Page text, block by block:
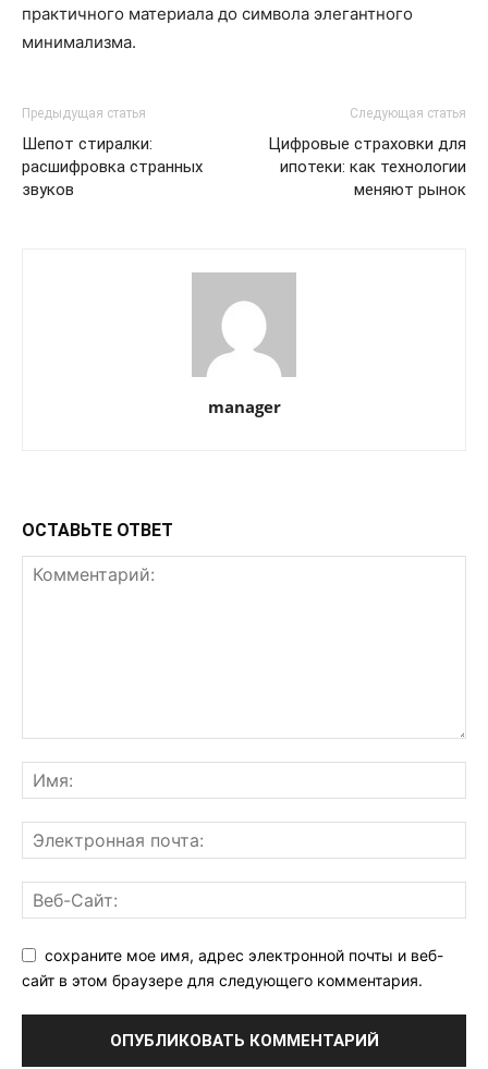
практичного материала до символа элегантного
минимализма.
Предыдущая статья
Шепот стиралки:
расшифровка странных
звуков
Следующая статья
Цифровые страховки для
ипотеки: как технологии
меняют рынок
manager
ОСТАВЬТЕ ОТВЕТ
сохраните мое имя, адрес электронной почты и веб-
сайт в этом браузере для следующего комментария.